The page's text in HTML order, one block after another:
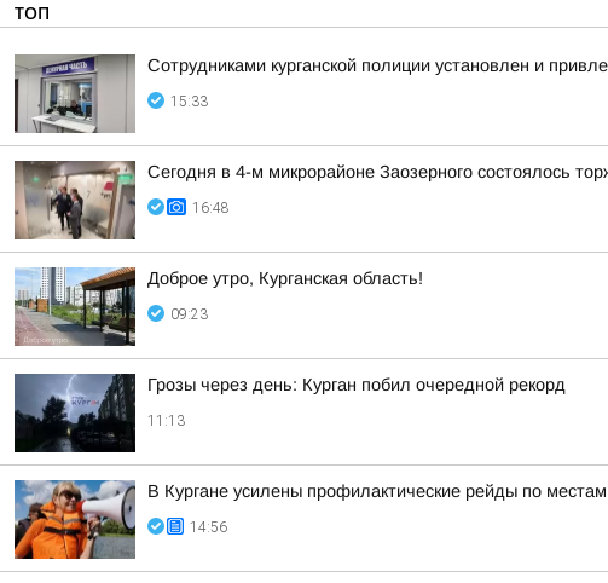
ТОП
Сотрудниками курганской полиции установлен и
15:33
Сегодня в 4-м микрорайоне Заозерного состоялось
16:48
Доброе утро, Курганская область!
09:23
Грозы через день: Курган побил очередной рекорд
11:13
В Кургане усилены профилактические рейды по
14:56